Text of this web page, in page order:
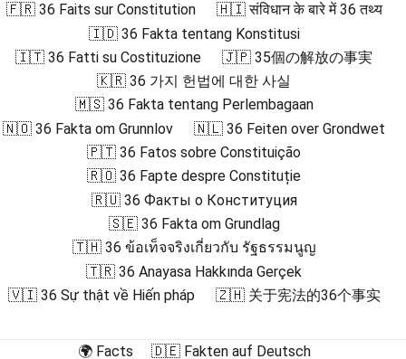
🇫🇷 36 Faits sur Constitution
🇭🇮 संविधान के बारे में 36 तथ्य
🇮🇩 36 Fakta tentang Konstitusi
🇮🇹 36 Fatti su Costituzione
🇯🇵 35個の解放の事実
🇰🇷 36 가지 헌법에 대한 사실
🇲🇸 36 Fakta tentang Perlembagaan
🇳🇴 36 Fakta om Grunnlov
🇳🇱 36 Feiten over Grondwet
🇵🇹 36 Fatos sobre Constituição
🇷🇴 36 Fapte despre Constituție
🇷🇺 36 Факты о Конституция
🇸🇪 36 Fakta om Grundlag
🇹🇭 36 ข้อเท็จจริงเกี่ยวกับ รัฐธรรมนูญ
🇹🇷 36 Anayasa Hakkında Gerçek
🇻🇮 36 Sự thật về Hiến pháp
🇿🇭 关于宪法的36个事实
🌍 Facts 🇩🇪 Fakten auf Deutsch